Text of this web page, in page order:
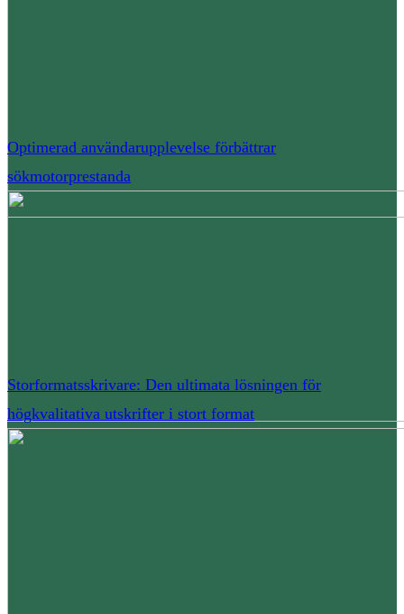
Optimerad användarupplevelse förbättrar
sökmotorprestanda
Storformatsskrivare: Den ultimata lösningen för
högkvalitativa utskrifter i stort format